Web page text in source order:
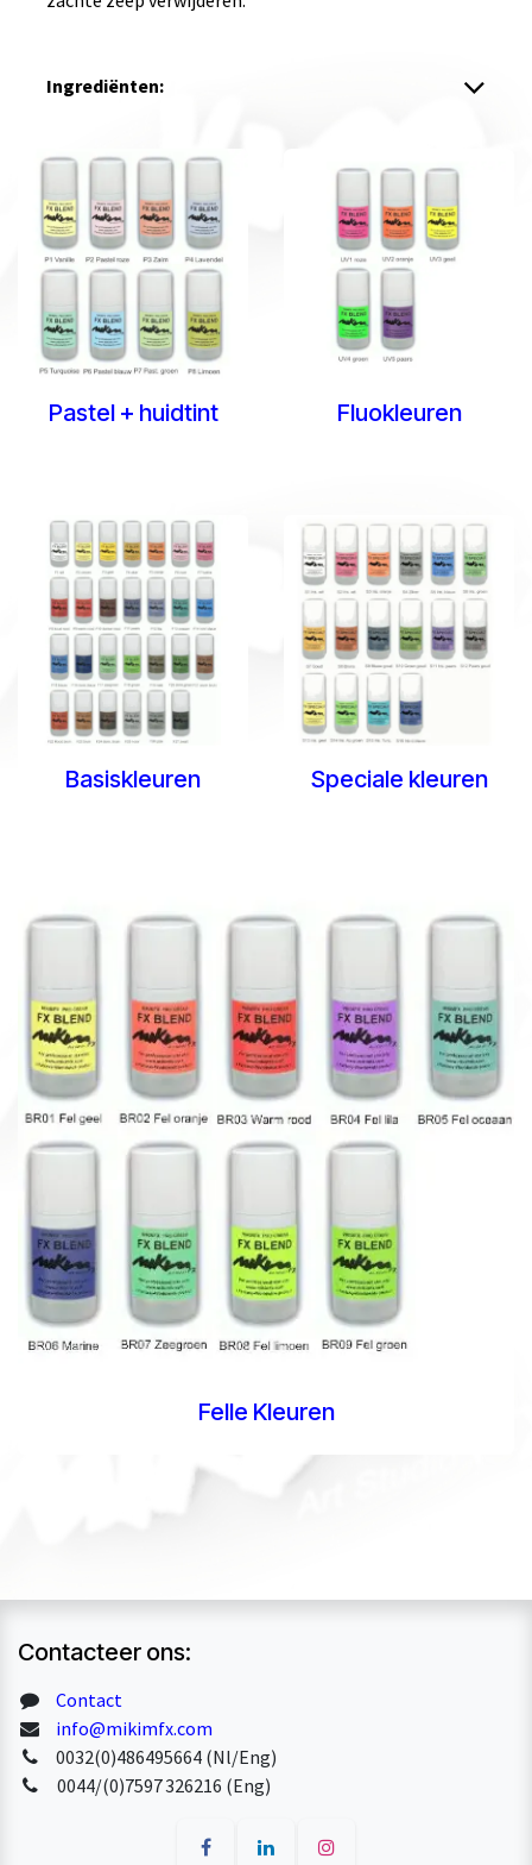
Ingrediënten:
Pastel + huidtint Fluokleuren
Basiskleuren Speciale kleuren
Felle Kleuren
Contacteer ons:
Contact
info@mikimfx.com
0032(0)486495664 (Nl/Eng)
0044/(0)7597 326216 (Eng)